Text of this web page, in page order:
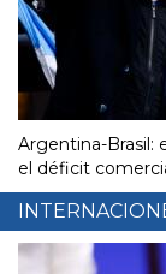
Argentina-Brasil:
el déficit